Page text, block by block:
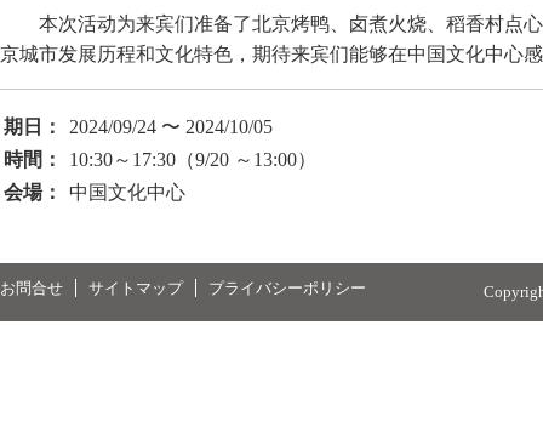
本次活动为来宾们准备了北京烤鸭、卤煮火烧、稻香村点
京城市发展历程和文化特色，期待来宾们能够在中国文化中心
期日：
2024/09/24 〜 2024/10/05
時間：
10:30～17:30（9/20 ～13:00）
会場：
中国文化中心
お問合せ サイトマップ プライバシーポリシー